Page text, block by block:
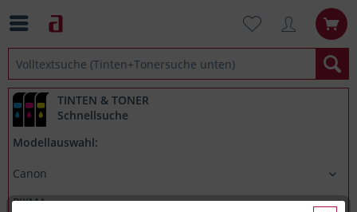
TINTEN & TONER
Schnellsuche
Modellauswahl: